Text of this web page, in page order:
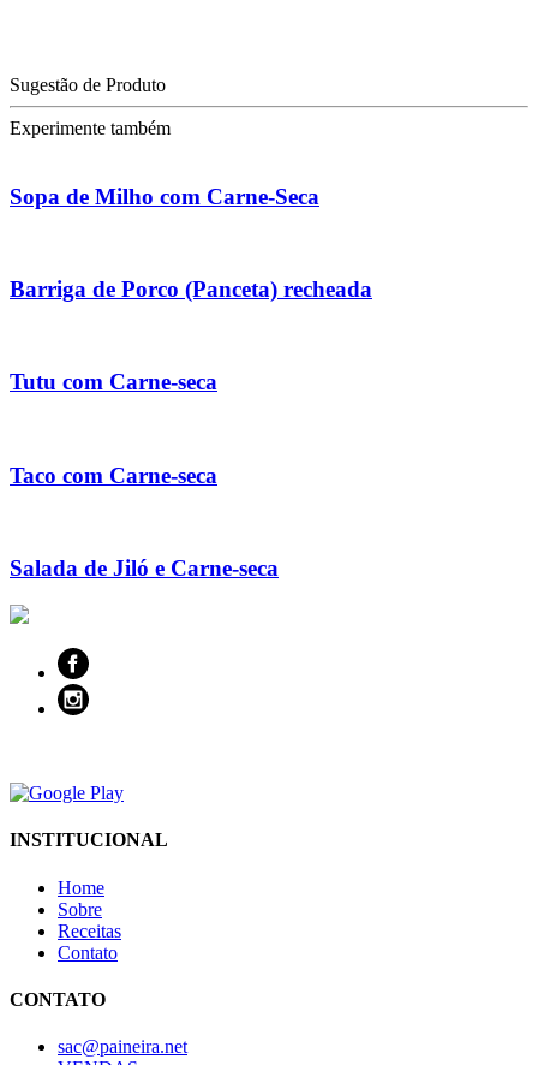
Sugestão de Produto
Experimente também
Sopa de Milho com Carne-Seca
Barriga de Porco (Panceta) recheada
Tutu com Carne-seca
Taco com Carne-seca
Salada de Jiló e Carne-seca
INSTITUCIONAL
Home
Sobre
Receitas
Contato
CONTATO
sac@paineira.net